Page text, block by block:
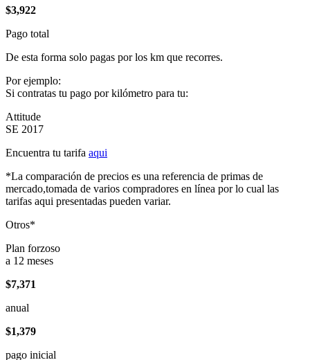
$3,922
Pago total
De esta forma solo pagas por los km que recorres.
Por ejemplo:
Si contratas tu pago por kilómetro para tu:
Attitude
SE 2017
Encuentra tu tarifa aqui
*La comparación de precios es una referencia de primas de
mercado,tomada de varios compradores en línea por lo cual las
tarifas aqui presentadas pueden variar.
Otros*
Plan forzoso
a 12 meses
$7,371
anual
$1,379
pago inicial